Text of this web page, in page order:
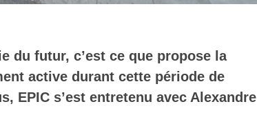
du futur, c’est ce que propose la
active durant cette période de
EPIC s’est entretenu avec Alexandre